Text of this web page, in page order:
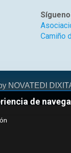
Camiño
NOVATEDI
de